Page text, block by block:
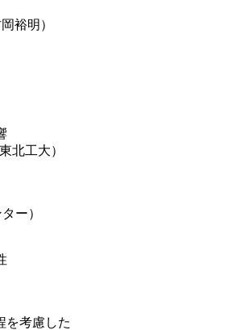
裕明）
北工大）
ー）
を考慮した